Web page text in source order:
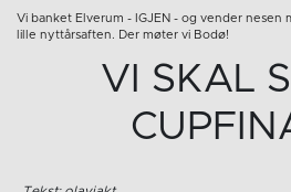
Vi banket Elverum - IGJEN - og vender nesen
lille nyttårsaften. Der møter vi Bodø!
VI SKAL